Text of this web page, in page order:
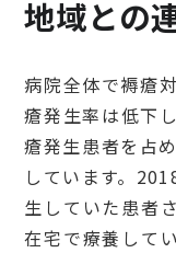
地域との
病院全体で褥瘡
瘡発生率は低下
瘡発生患者を占
しています。
生していた患者
在宅で療養して